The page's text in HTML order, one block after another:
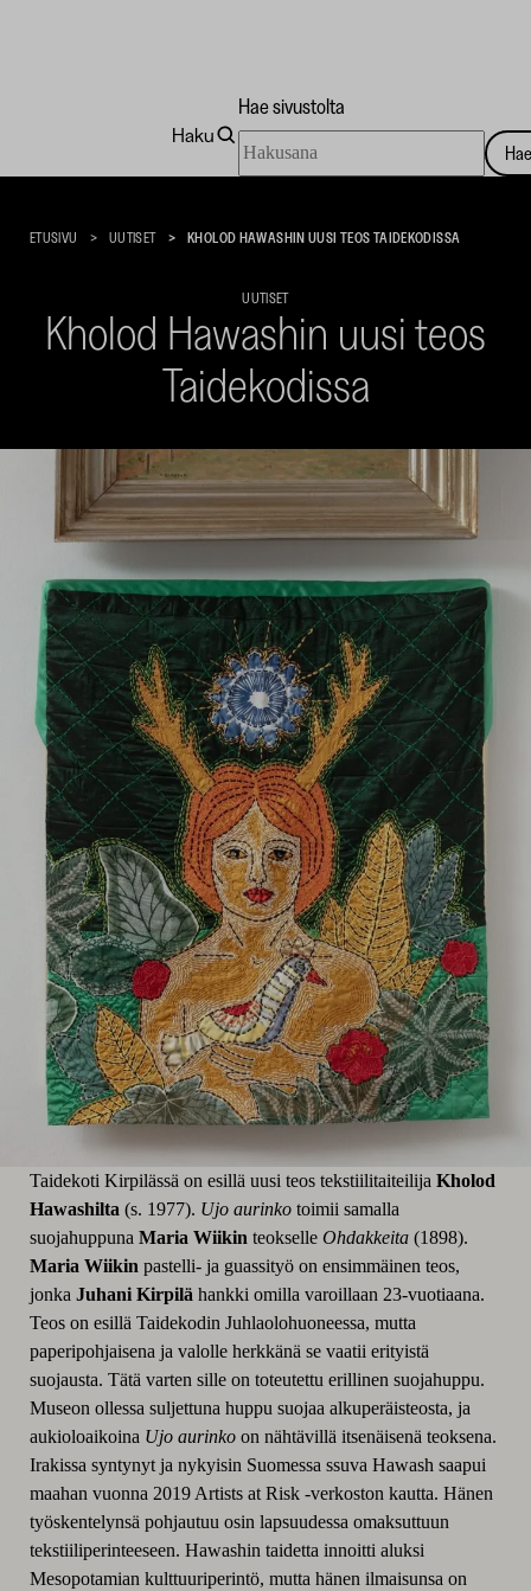
Taidekoti
Haku
Hae sivustolta
sivustolta
ETUSIVU UUTISET KHOLOD HAWASHIN UUSI TEOS TAIDEKODISSA
UUTISET
Kholod Hawashin uusi teos
Taidekodissa
Taidekoti Kirpilässä on esillä uusi teos tekstiilitaiteilija Kholod
Hawashilta (s. 1977). Ujo aurinkotoimii samalla
suojahuppuna Maria Wiikin teokselle Ohdakkeita(1898).
Maria Wiikin pastelli- ja guassityö on ensimmäinen teos,
jonka Juhani Kirpilä hankki omilla varoillaan 23-vuotiaana.
Teos on esillä Taidekodin Juhlaolohuoneessa, mutta
paperipohjaisena ja valolle herkkänä se vaatii erityistä
suojausta. Tätä varten sille on toteutettu erillinen suojahuppu.
Museon ollessa suljettuna huppu suojaa alkuperäisteosta, ja
aukioloaikoina Ujo aurinkoon nähtävillä itsenäisenä teoksena.
Irakissa syntynyt ja nykyisin Suomessa ssuva Hawash saapui
maahan vuonna 2019 Artists at Risk -verkoston kautta. Hänen
työskentelynsä pohjautuu osin lapsuudessa omaksuttuun
tekstiiliperinteeseen. Hawashin taidetta innoitti aluksi
Mesopotamian kulttuuriperintö, mutta hänen ilmaisunsa on